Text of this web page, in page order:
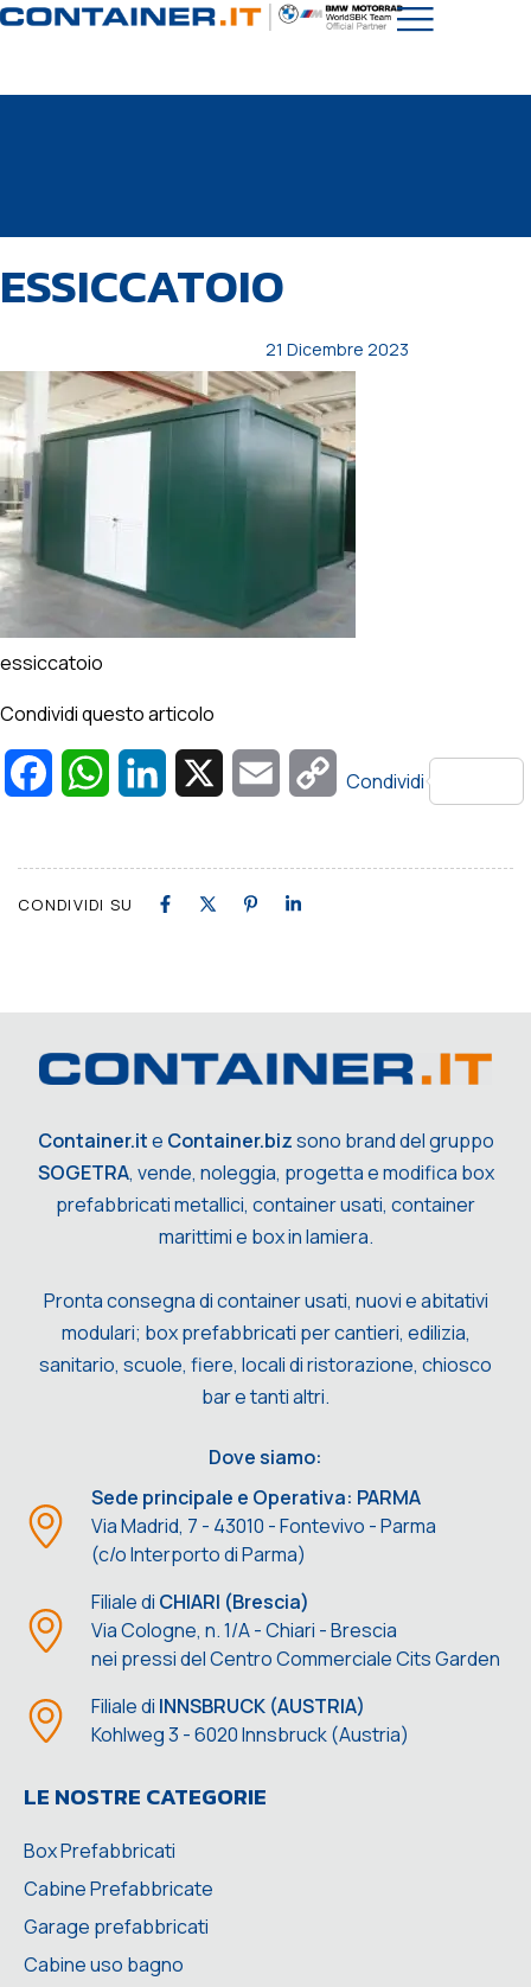
IN:
ESSICCATOIO
il:
21 Dicembre 2023
essiccatoio
Condividi questo articolo
FacebookWhatsAppLinkedIn Email
Copy
Condividi
CONDIVIDI SU
Container.ite Container.bizsono brand del gruppo
SOGETRA, vende, noleggia, progetta e modifica box
prefabbricati metallici, container usati, container
marittimi e box in lamiera.
Pronta consegna di container usati, nuovi e abitativi
modulari; box prefabbricati per cantieri, edilizia,
sanitario, scuole, fiere, locali di ristorazione, chiosco
bar e tanti altri.
Dove siamo:
Sede principale e Operativa: PARMA
Via Madrid, 7 - 43010 - Fontevivo - Parma
(c/o Interporto di Parma)
Filiale di CHIARI (Brescia)
Via Cologne, n. 1/A - Chiari - Brescia
nei pressi del Centro Commerciale Cits Garden
Filiale di INNSBRUCK (AUSTRIA)
Kohlweg 3 - 6020 Innsbruck (Austria)
LE NOSTRE CATEGORIE
Box Prefabbricati
Cabine Prefabbricate
Garage prefabbricati
Cabine uso bagno